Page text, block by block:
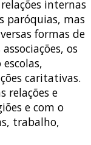
internas
paróquias, mas
formas de
os
caritativas.
relações e
e com o
trabalho,